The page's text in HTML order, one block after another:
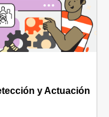
y Actuación